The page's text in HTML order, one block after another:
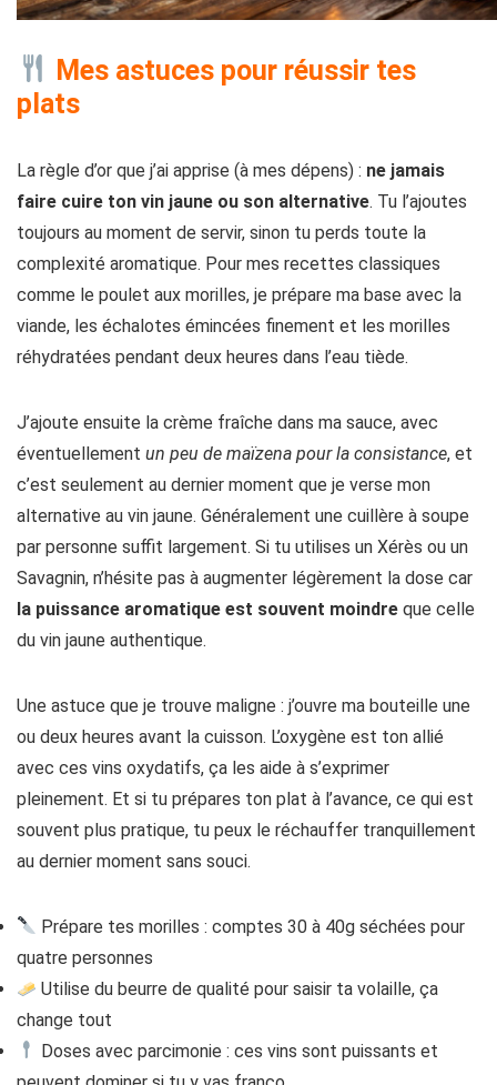
Mes astuces pour réussir tes
plats
La règle d’or que j’ai apprise (à mes dépens) : ne jamais
faire cuire ton vin jaune ou son alternative. Tu l’ajoutes
toujours au moment de servir, sinon tu perds toute la
complexité aromatique. Pour mes recettes classiques
comme le poulet aux morilles, je prépare ma base avec la
viande, les échalotes émincées finement et les morilles
réhydratées pendant deux heures dans l’eau tiède.
J’ajoute ensuite la crème fraîche dans ma sauce, avec
éventuellement un peu de maïzena pour la consistance, et
c’est seulement au dernier moment que je verse mon
alternative au vin jaune. Généralement une cuillère à soupe
par personne suffit largement. Si tu utilises un Xérès ou un
Savagnin, n’hésite pas à augmenter légèrement la dose car
la puissance aromatique est souvent moindre que celle
du vin jaune authentique.
Une astuce que je trouve maligne : j’ouvre ma bouteille une
ou deux heures avant la cuisson. L’oxygène est ton allié
avec ces vins oxydatifs, ça les aide à s’exprimer
pleinement. Et si tu prépares ton plat à l’avance, ce qui est
souvent plus pratique, tu peux le réchauffer tranquillement
au dernier moment sans souci.
Prépare tes morilles : comptes 30 à 40g séchées pour
quatre personnes
Utilise du beurre de qualité pour saisir ta volaille, ça
change tout
Doses avec parcimonie : ces vins sont puissants et